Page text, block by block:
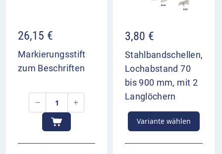
26,15 €
Markierungsstift
zum Beschriften
3,80 €
Stahlbandschellen,
Lochabstand 70
bis 900 mm, mit 2
Langlöchern
Variante wählen